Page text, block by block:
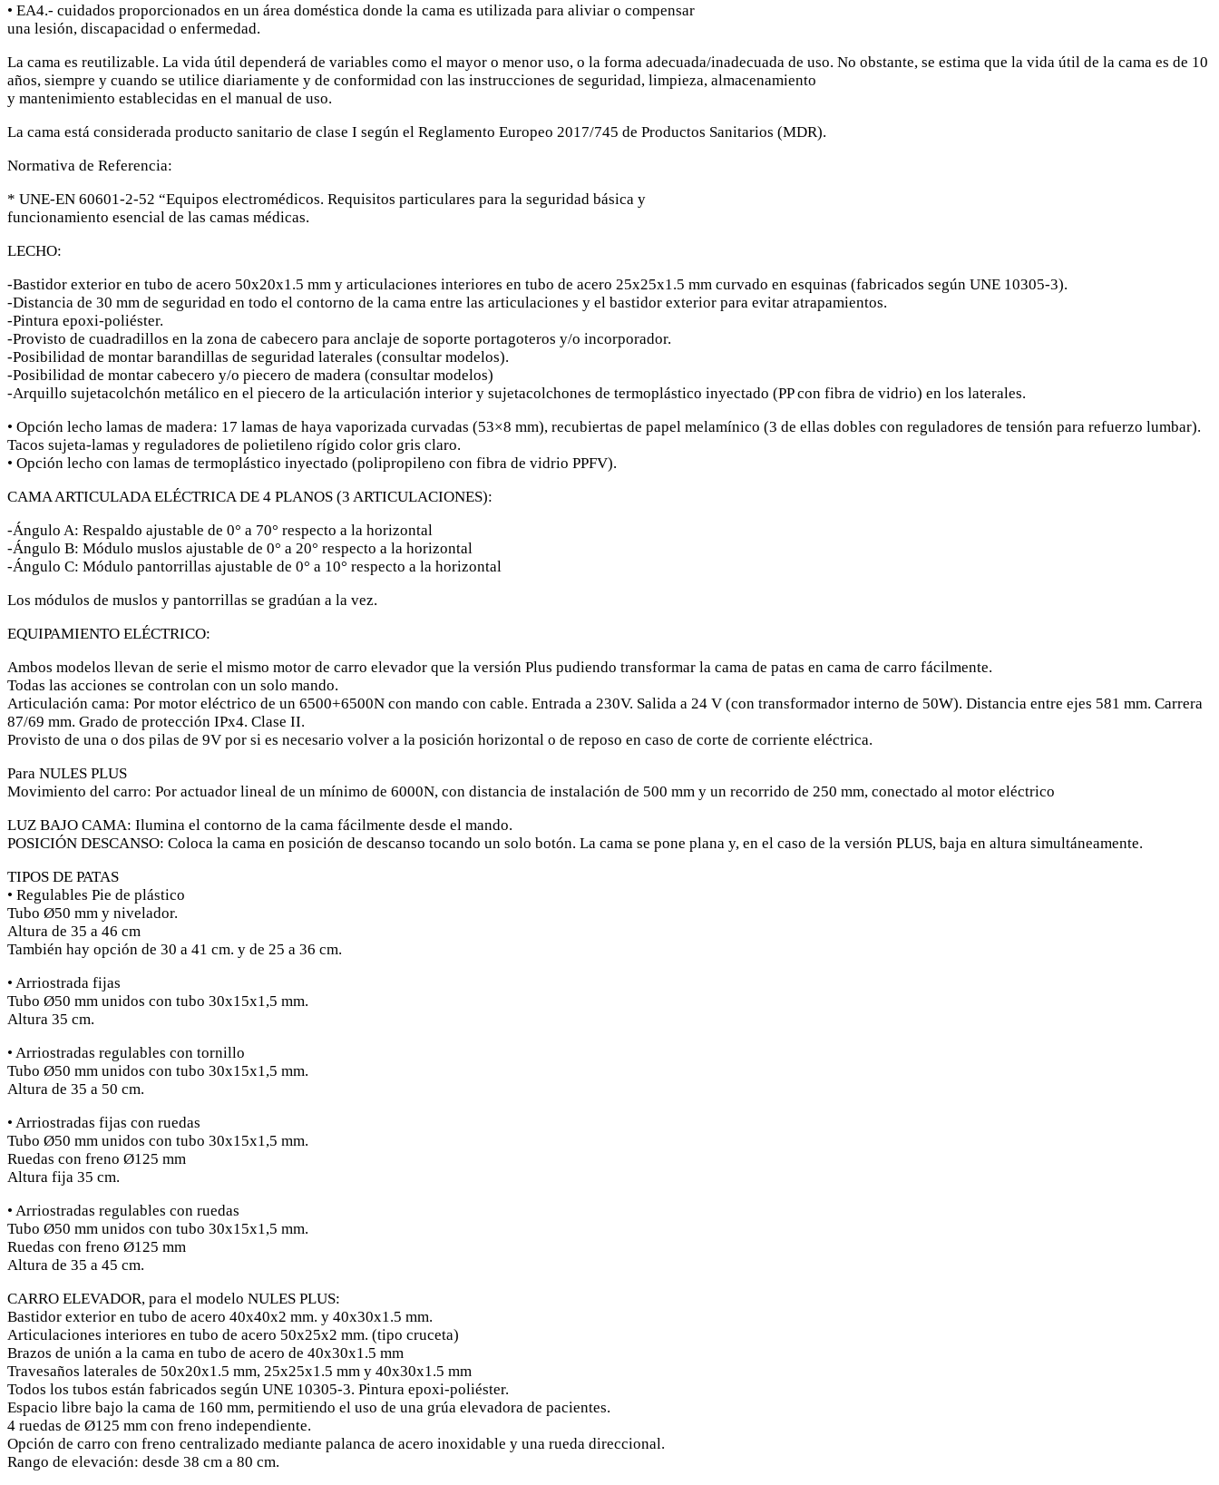
• EA4.- cuidados proporcionados en un área doméstica donde la cama es utilizada para aliviar o compensar
una lesión, discapacidad o enfermedad.
La cama es reutilizable. La vida útil dependerá de variables como el mayor o menor uso, o la forma adecuada/inadecuada de uso. No obstante, se estima que la vida útil de la cama es de 10
años, siempre y cuando se utilice diariamente y de conformidad con las instrucciones de seguridad, limpieza, almacenamiento
y mantenimiento establecidas en el manual de uso.
La cama está considerada producto sanitario de clase I según el Reglamento Europeo 2017/745 de Productos Sanitarios (MDR).
Normativa de Referencia:
* UNE-EN 60601-2-52 “Equipos electromédicos. Requisitos particulares para la seguridad básica y
funcionamiento esencial de las camas médicas.
LECHO:
-Bastidor exterior en tubo de acero 50x20x1.5 mm y articulaciones interiores en tubo de acero 25x25x1.5 mm curvado en esquinas (fabricados según UNE 10305-3).
-Distancia de 30 mm de seguridad en todo el contorno de la cama entre las articulaciones y el bastidor exterior para evitar atrapamientos.
-Pintura epoxi-poliéster.
-Provisto de cuadradillos en la zona de cabecero para anclaje de soporte portagoteros y/o incorporador.
-Posibilidad de montar barandillas de seguridad laterales (consultar modelos).
-Posibilidad de montar cabecero y/o piecero de madera (consultar modelos)
-Arquillo sujetacolchón metálico en el piecero de la articulación interior y sujetacolchones de termoplástico inyectado (PP con fibra de vidrio) en los laterales.
• Opción lecho lamas de madera: 17 lamas de haya vaporizada curvadas (53×8 mm), recubiertas de papel melamínico (3 de ellas dobles con reguladores de tensión para refuerzo lumbar).
Tacos sujeta-lamas y reguladores de polietileno rígido color gris claro.
• Opción lecho con lamas de termoplástico inyectado (polipropileno con fibra de vidrio PPFV).
CAMA ARTICULADA ELÉCTRICA DE 4 PLANOS (3 ARTICULACIONES):
-Ángulo A: Respaldo ajustable de 0° a 70° respecto a la horizontal
-Ángulo B: Módulo muslos ajustable de 0° a 20° respecto a la horizontal
-Ángulo C: Módulo pantorrillas ajustable de 0° a 10° respecto a la horizontal
Los módulos de muslos y pantorrillas se gradúan a la vez.
EQUIPAMIENTO ELÉCTRICO:
Ambos modelos llevan de serie el mismo motor de carro elevador que la versión Plus pudiendo transformar la cama de patas en cama de carro fácilmente.
Todas las acciones se controlan con un solo mando.
Articulación cama: Por motor eléctrico de un 6500+6500N con mando con cable. Entrada a 230V. Salida a 24 V (con transformador interno de 50W). Distancia entre ejes 581 mm. Carrera
87/69 mm. Grado de protección IPx4. Clase II.
Provisto de una o dos pilas de 9V por si es necesario volver a la posición horizontal o de reposo en caso de corte de corriente eléctrica.
Para NULES PLUS
Movimiento del carro: Por actuador lineal de un mínimo de 6000N, con distancia de instalación de 500 mm y un recorrido de 250 mm, conectado al motor eléctrico
LUZ BAJO CAMA: Ilumina el contorno de la cama fácilmente desde el mando.
POSICIÓN DESCANSO: Coloca la cama en posición de descanso tocando un solo botón. La cama se pone plana y, en el caso de la versión PLUS, baja en altura simultáneamente.
TIPOS DE PATAS
• Regulables Pie de plástico
Tubo Ø50 mm y nivelador.
Altura de 35 a 46 cm
También hay opción de 30 a 41 cm. y de 25 a 36 cm.
• Arriostrada fijas
Tubo Ø50 mm unidos con tubo 30x15x1,5 mm.
Altura 35 cm.
• Arriostradas regulables con tornillo
Tubo Ø50 mm unidos con tubo 30x15x1,5 mm.
Altura de 35 a 50 cm.
• Arriostradas fijas con ruedas
Tubo Ø50 mm unidos con tubo 30x15x1,5 mm.
Ruedas con freno Ø125 mm
Altura fija 35 cm.
• Arriostradas regulables con ruedas
Tubo Ø50 mm unidos con tubo 30x15x1,5 mm.
Ruedas con freno Ø125 mm
Altura de 35 a 45 cm.
CARRO ELEVADOR, para el modelo NULES PLUS:
Bastidor exterior en tubo de acero 40x40x2 mm. y 40x30x1.5 mm.
Articulaciones interiores en tubo de acero 50x25x2 mm. (tipo cruceta)
Brazos de unión a la cama en tubo de acero de 40x30x1.5 mm
Travesaños laterales de 50x20x1.5 mm, 25x25x1.5 mm y 40x30x1.5 mm
Todos los tubos están fabricados según UNE 10305-3. Pintura epoxi-poliéster.
Espacio libre bajo la cama de 160 mm, permitiendo el uso de una grúa elevadora de pacientes.
4 ruedas de Ø125 mm con freno independiente.
Opción de carro con freno centralizado mediante palanca de acero inoxidable y una rueda direccional.
Rango de elevación: desde 38 cm a 80 cm.